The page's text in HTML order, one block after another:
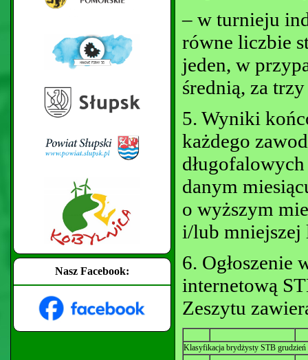
Nasz Facebook:
– w turnieju
równe liczbie
jeden, w
średnią, za
5. Wyniki
każdego
danym
o wyższym
i/lub
6. Ogłoszenie
internetową
Zeszytu
Klasyfikacja brydżysty STB grudzień